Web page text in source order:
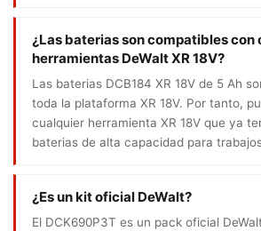
¿Las baterias son compatibles con
herramientas DeWalt XR 18V?
Las baterias DCB184 XR 18V de 5 Ah
toda la plataforma XR 18V. Por tanto,
cualquier herramienta XR 18V que ya
baterias de alta capacidad para
¿Es un kit oficial DeWalt?
El DCK690P3T es un pack oficial